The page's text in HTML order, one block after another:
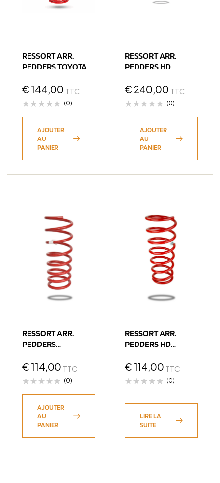
RESSORT ARR.
PEDDERS TOYOTA
€ 144,00 TTC
(0)
AJOUTER
AU
PANIER
RESSORT ARR.
PEDDERS HD
TOYOTA LC250/300
€ 240,00 TTC
(0)
AJOUTER
AU
PANIER
RESSORT ARR.
PEDDERS
DACIA DUSTER
€ 114,00 TTC
(0)
AJOUTER
AU
PANIER
RESSORT ARR.
PEDDERS HD
SG
€ 114,00 TTC
(0)
LIRE LA
SUITE